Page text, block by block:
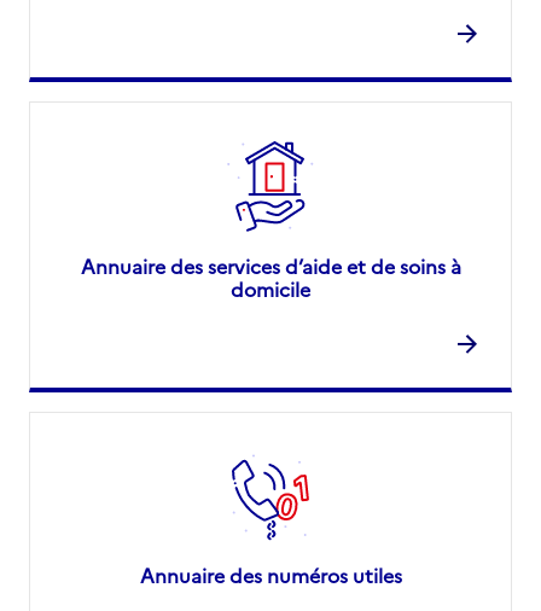
Annuaire des services d’aide et de soins à
domicile
Annuaire des numéros utiles